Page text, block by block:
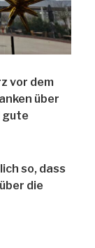
vor dem
über
gute
so, dass
die